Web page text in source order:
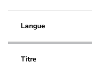
Langue
Titre